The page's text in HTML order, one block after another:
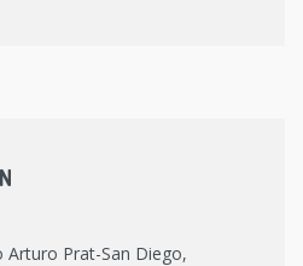
Arturo Prat-San Diego,